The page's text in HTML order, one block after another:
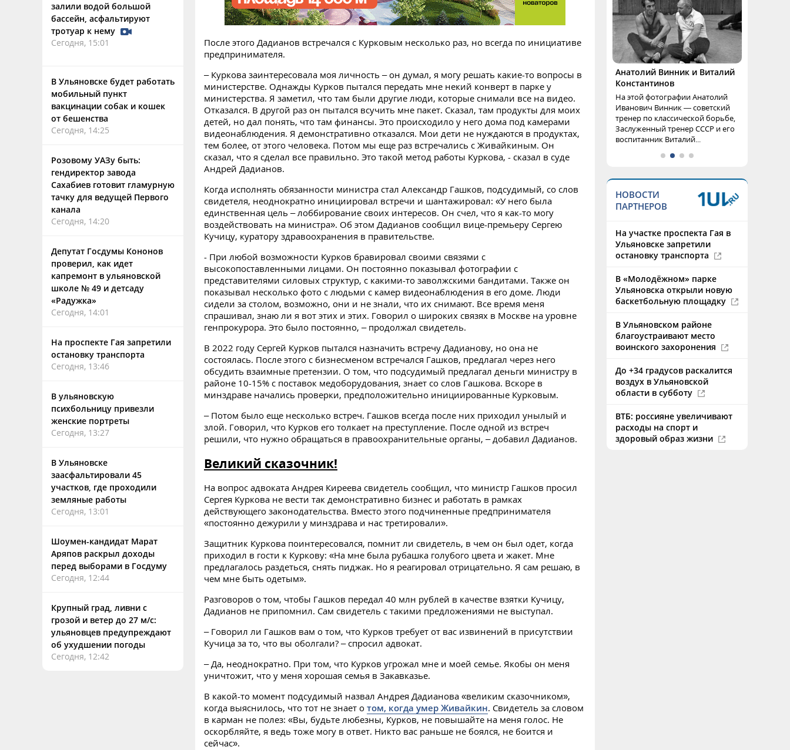
залили водой большой
бассейн, асфальтируют
тротуар к нему
Сегодня, 15:01
В Ульяновске будет работать
мобильный пункт
вакцинации собак и кошек
от бешенства
Сегодня, 14:25
Розовому УАЗу быть:
гендиректор завода
Сахабиев готовит гламурную
тачку для ведущей Первого
канала
Сегодня, 14:20
Депутат Госдумы Кононов
проверил, как идет
капремонт в ульяновской
школе № 49 и детсаду
«Радужка»
Сегодня, 14:01
На проспекте Гая запретили
остановку транспорта
Сегодня, 13:46
В ульяновскую
психбольницу привезли
женские портреты
Сегодня, 13:27
В Ульяновске
заасфальтировали 45
участков, где проходили
земляные работы
Сегодня, 13:01
Шоумен-кандидат Марат
Аряпов раскрыл доходы
перед выборами в Госдуму
Сегодня, 12:44
Крупный град, ливни с
грозой и ветер до 27 м/с:
ульяновцев предупреждают
об ухудшении погоды
Сегодня, 12:42
После этого Дадианов встречался с Курковым несколько раз, но всегда по инициативе
предпринимателя.
– Куркова заинтересовала моя личность – он думал, я могу решать какие-то вопросы в
министерстве. Однажды Курков пытался передать мне некий конверт в парке у
министерства. Я заметил, что там были другие люди, которые снимали все на видео.
Отказался. В другой раз он пытался всучить мне пакет. Сказал, там продукты для моих
детей, но дал понять, что там финансы. Это происходило у него дома под камерами
видеонаблюдения. Я демонстративно отказался. Мои дети не нуждаются в продуктах,
тем более, от этого человека. Потом мы еще раз встречались с Живайкиным. Он
сказал, что я сделал все правильно. Это такой метод работы Куркова, - сказал в суде
Андрей Дадианов.
Когда исполнять обязанности министра стал Александр Гашков, подсудимый, со слов
свидетеля, неоднократно инициировал встречи и шантажировал: «У него была
единственная цель – лоббирование своих интересов. Он счел, что я как-то могу
воздействовать на министра». Об этом Дадианов сообщил вице-премьеру Сергею
Кучицу, куратору здравоохранения в правительстве.
- При любой возможности Курков бравировал своими связями с
высокопоставленными лицами. Он постоянно показывал фотографии с
представителями силовых структур, с какими-то заволжскими бандитами. Также он
показывал несколько фото с людьми с камер видеонаблюдения в его доме. Люди
сидели за столом, возможно, они и не знали, что их снимают. Все время меня
спрашивал, знаю ли я вот этих и этих. Говорил о широких связях в Москве на уровне
генпрокурора. Это было постоянно, – продолжал свидетель.
В 2022 году Сергей Курков пытался назначить встречу Дадианову, но она не
состоялась. После этого с бизнесменом встречался Гашков, предлагал через него
обсудить взаимные претензии. О том, что подсудимый предлагал деньги министру в
районе 10-15% с поставок медоборудования, знает со слов Гашкова. Вскоре в
минздраве начались проверки, предположительно инициированные Курковым.
– Потом было еще несколько встреч. Гашков всегда после них приходил унылый и
злой. Говорил, что Курков его толкает на преступление. После одной из встреч
решили, что нужно обращаться в правоохранительные органы, – добавил Дадианов.
Великий сказочник!
На вопрос адвоката Андрея Киреева свидетель сообщил, что министр Гашков просил
Сергея Куркова не вести так демонстративно бизнес и работать в рамках
действующего законодательства. Вместо этого подчиненные предпринимателя
«постоянно дежурили у минздрава и нас третировали».
Защитник Куркова поинтересовался, помнит ли свидетель, в чем он был одет, когда
приходил в гости к Куркову: «На мне была рубашка голубого цвета и жакет. Мне
предлагалось раздеться, снять пиджак. Но я реагировал отрицательно. Я сам решаю, в
чем мне быть одетым».
Разговоров о том, чтобы Гашков передал 40 млн рублей в качестве взятки Кучицу,
Дадианов не припомнил. Сам свидетель с такими предложениями не выступал.
– Говорил ли Гашков вам о том, что Курков требует от вас извинений в присутствии
Кучица за то, что вы оболгали? – спросил адвокат.
– Да, неоднократно. При том, что Курков угрожал мне и моей семье. Якобы он меня
уничтожит, что у меня хорошая семья в Закавказье.
В какой-то момент подсудимый назвал Андрея Дадианова «великим сказочником»,
когда выяснилось, что тот не знает о том, когда умер Живайкин. Свидетель за словом
в карман не полез: «Вы, будьте любезны, Курков, не повышайте на меня голос. Не
оскорбляйте, я ведь тоже могу в ответ. Никто вас раньше не боялся, не боится и
сейчас».
Анатолий Винник и Виталий
Константинов
На этой фотографии Анатолий
Иванович Винник — советский
тренер по классической борьбе,
Заслуженный тренер СССР и его
воспитанник Виталий...
НОВОСТИ
ПАРТНЕРОВ
На участке проспекта Гая в
Ульяновске запретили
остановку транспорта
В «Молодёжном» парке
Ульяновска открыли новую
баскетбольную площадку
В Ульяновском районе
благоустраивают место
воинского захоронения
До +34 градусов раскалится
воздух в Ульяновской
области в субботу
ВТБ: россияне увеличивают
расходы на спорт и
здоровый образ жизни